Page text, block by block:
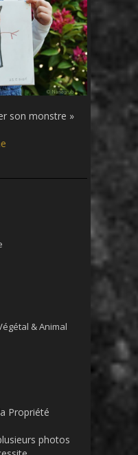
son monstre »
& Animal
Propriété
photos